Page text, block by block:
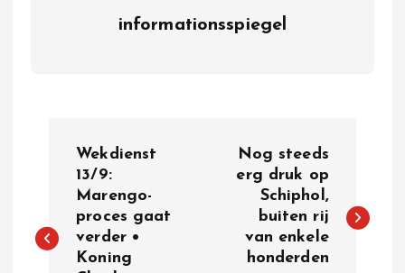
informationsspiegel
s
Wekdienst
13/9:
Marengo-
proces gaat
verder •
Koning
Nog steeds
erg druk op
Schiphol,
buiten rij
van enkele
honderden